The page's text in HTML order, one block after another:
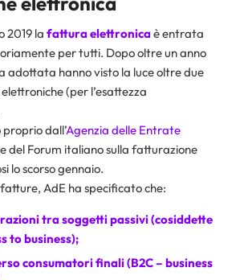
2019 la fattura elettronicaè entrata
per tutti. Dopo oltre un anno
adottata hanno visto la luce oltre due
(per l’esattezza
dall’Agenzia delle Entrate
del Forum italiano sulla fatturazione
lo scorso gennaio.
AdE ha specificato che:
tra soggetti passivi (cosiddette
to business);
consumatori finali (B2C – business